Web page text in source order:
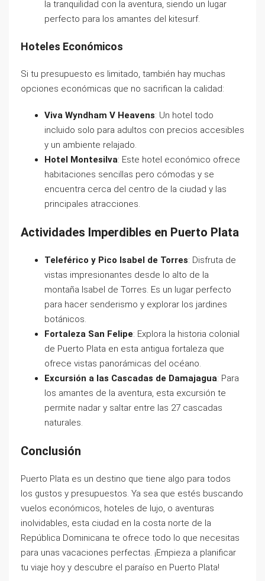
la tranquilidad con la aventura, siendo un lugar
perfecto para los amantes del kitesurf.
Hoteles Económicos
Si tu presupuesto es limitado, también hay muchas
opciones económicas que no sacrifican la calidad:
Viva Wyndham V Heavens: Un hotel todo
incluido solo para adultos con precios accesibles
y un ambiente relajado.
Hotel Montesilva: Este hotel económico ofrece
habitaciones sencillas pero cómodas y se
encuentra cerca del centro de la ciudad y las
principales atracciones.
Actividades Imperdibles en Puerto Plata
Teleférico y Pico Isabel de Torres: Disfruta de
vistas impresionantes desde lo alto de la
montaña Isabel de Torres. Es un lugar perfecto
para hacer senderismo y explorar los jardines
botánicos.
Fortaleza San Felipe: Explora la historia colonial
de Puerto Plata en esta antigua fortaleza que
ofrece vistas panorámicas del océano.
Excursión a las Cascadas de Damajagua: Para
los amantes de la aventura, esta excursión te
permite nadar y saltar entre las 27 cascadas
naturales.
Conclusión
Puerto Plata es un destino que tiene algo para todos
los gustos y presupuestos. Ya sea que estés buscando
vuelos económicos, hoteles de lujo, o aventuras
inolvidables, esta ciudad en la costa norte de la
República Dominicana te ofrece todo lo que necesitas
para unas vacaciones perfectas. ¡Empieza a planificar
tu viaje hoy y descubre el paraíso en Puerto Plata!